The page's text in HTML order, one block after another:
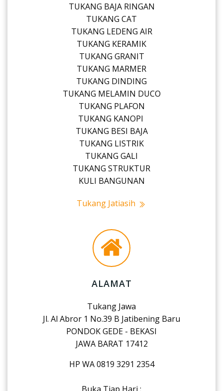
TUKANG BAJA RINGAN
TUKANG CAT
TUKANG LEDENG AIR
TUKANG KERAMIK
TUKANG GRANIT
TUKANG MARMER
TUKANG DINDING
TUKANG MELAMIN DUCO
TUKANG PLAFON
TUKANG KANOPI
TUKANG BESI BAJA
TUKANG LISTRIK
TUKANG GALI
TUKANG STRUKTUR
KULI BANGUNAN
Tukang Jatiasih
ALAMAT
Tukang Jawa
Jl. Al Abror 1 No.39 B Jatibening Baru
PONDOK GEDE - BEKASI
JAWA BARAT 17412
HP WA 0819 3291 2354